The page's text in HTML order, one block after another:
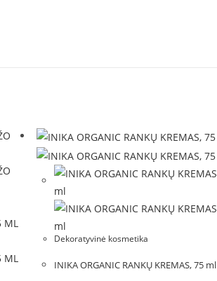
Dekoratyvinė kosmetika
INIKA ORGANIC RANKŲ KREMAS, 75 ml